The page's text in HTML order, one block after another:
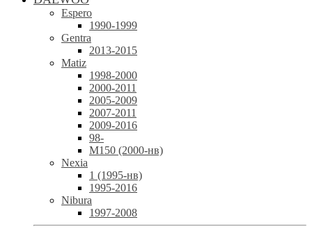
Espero
1990-1999
Gentra
2013-2015
Matiz
1998-2000
2000-2011
2005-2009
2007-2011
2009-2016
98-
М150 (2000-нв)
Nexia
1 (1995-нв)
1995-2016
Nibura
1997-2008